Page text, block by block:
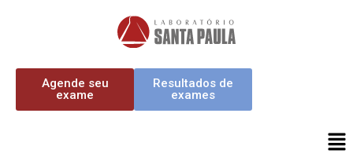
Agende seu
exame
Resultados de
exames